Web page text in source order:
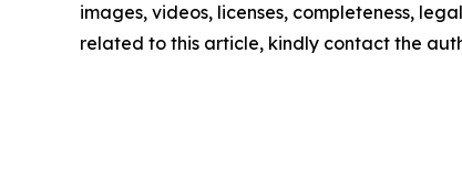
images, videos, licenses, completeness,
related to this article, kindly contact the